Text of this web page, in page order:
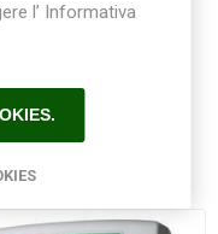
l’ Informativa